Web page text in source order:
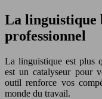
La linguistique
professionnel
La linguistique est plus
est un catalyseur pour
outil renforce vos
monde du travail.